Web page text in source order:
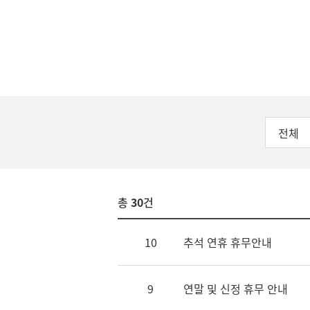
전체
총 30건
10 추석 연휴 휴무안내
9 연말 및 신정 휴무 안내